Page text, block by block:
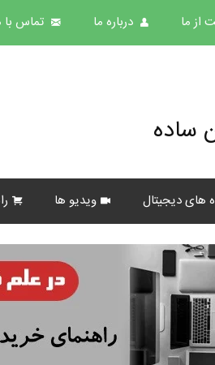
از ما درباره ما تماس با
ساده
های دیجیتال ویدیو ها